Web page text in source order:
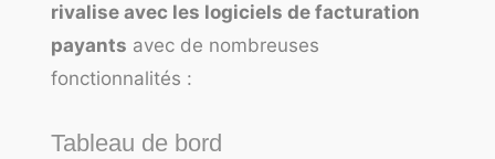
rivalise avec les logiciels de facturation
payants avec de nombreuses
fonctionnalités :
Tableau de bord